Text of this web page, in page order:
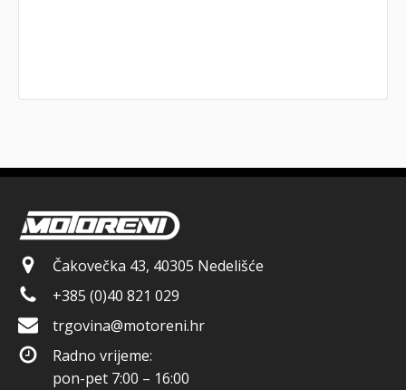
Čakovečka 43, 40305 Nedelišće
+385 (0)40 821 029
trgovina@motoreni.hr
Radno vrijeme:
pon-pet 7:00 – 16:00